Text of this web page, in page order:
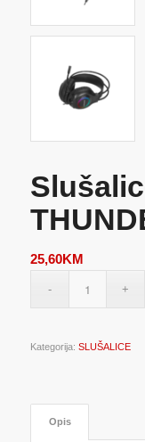
25,60KM
Kategorija: SLUŠALICE
Opis